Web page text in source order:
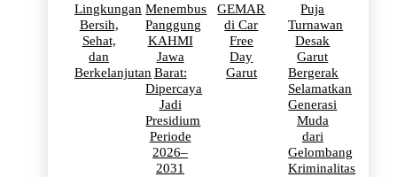
Lingkungan
Bersih,
Sehat,
dan
Berkelanjutan
Menembus
Panggung
KAHMI
Jawa
Barat:
Dipercaya
Jadi
Presidium
Periode
2026–
2031
GEMAR
di Car
Free
Day
Garut
Puja
Turnawan
Desak
Garut
Bergerak
Selamatkan
Generasi
Muda
dari
Gelombang
Kriminalitas